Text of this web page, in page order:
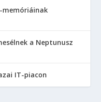
memóriáinak
a Neptunusz
IT-piacon